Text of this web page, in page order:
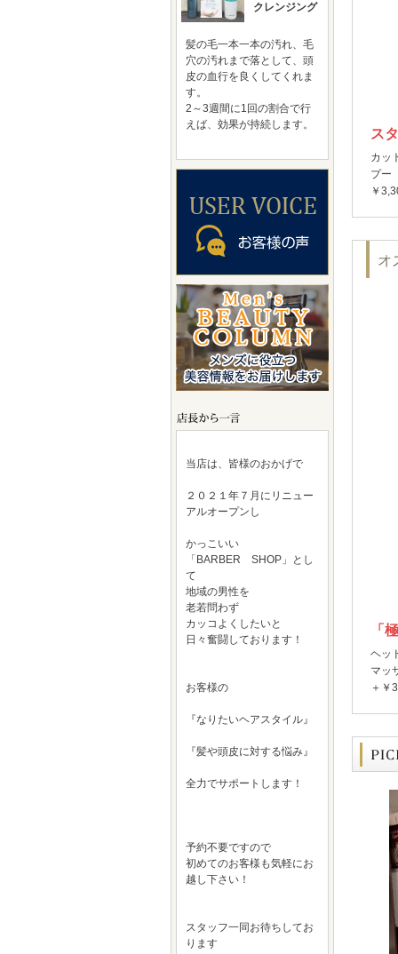
ス
カッ
プー
￥
「
ヘッ
マッ
＋￥
クレンジング
髪の毛一本一本の汚れ、毛
穴の汚れまで落として、頭
皮の血行を良くしてくれま
す。
2～3週間に1回の割合で行
えば、効果が持続します。
当店は、皆様のおかげで
２０２１年７月にリニュー
アルオープンし
かっこいい
「BARBER SHOP」とし
て
地域の男性を
老若問わず
カッコよくしたいと
日々奮闘しております！
お客様の
『なりたいヘアスタイル』
『髪や頭皮に対する悩み』
全力でサポートします！
予約不要ですので
初めてのお客様も気軽にお
越し下さい！
スタッフ一同お待ちしてお
ります